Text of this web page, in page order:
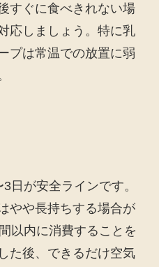
すぐに食べきれない場
応しましょう。特に乳
プは常温での放置に弱
日が安全ラインです。
やや長持ちする場合が
以内に消費することを
た後、できるだけ空気